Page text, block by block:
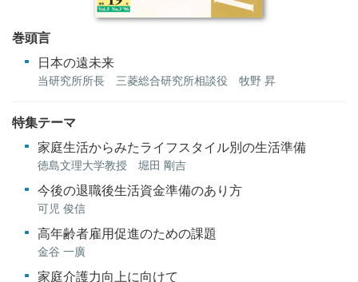
巻頭言
日本の遠未来
当研究所所長 三菱総合研究所相談役 牧野 昇
特集テーマ
家庭生活からみたライフスタイル別の生活準備
徳島文理大学教授 堀田 剛吉
今後の退職後生活資金準備のあり方
可児 俊信
高年齢者雇用促進のための課題
金谷 一廣
家庭介護力向上に向けて